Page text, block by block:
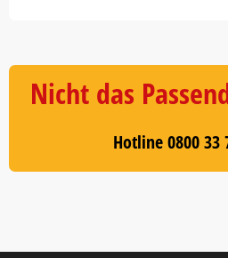
Nicht das
Hotline 0800 33